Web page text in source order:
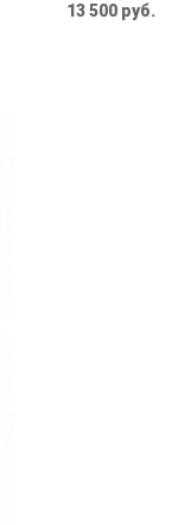
13 500 руб.